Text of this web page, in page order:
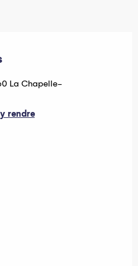
La Chapelle-
rendre